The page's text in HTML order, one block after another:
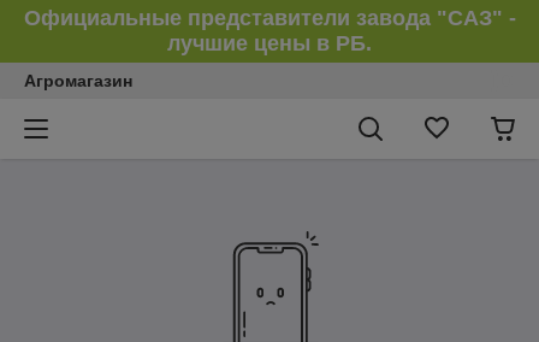
Официальные представители завода "САЗ" -
лучшие цены в РБ.
Агромагазин